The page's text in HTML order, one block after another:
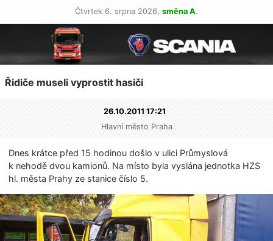
Čtvrtek 6. srpna 2026, směna A.
Řidiče museli vyprostit hasiči
26.10.2011 17:21
Hlavní město Praha
Dnes krátce před 15 hodinou došlo v ulici Průmyslová
k nehodě dvou kamionů. Na místo byla vyslána jednotka HZS
hl. města Prahy ze stanice číslo 5.